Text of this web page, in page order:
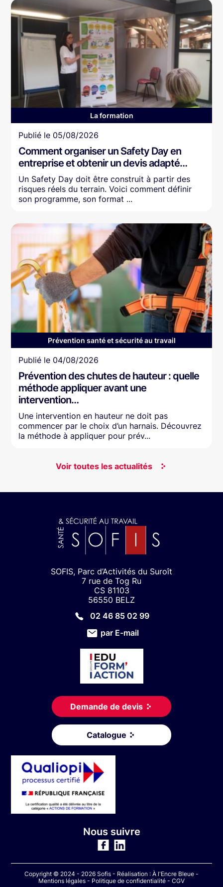
La formation
Article
Publié le 05/08/2026
Comment organiser un Safety Day en
entreprise et obtenir un devis adapté…
Un Safety Day doit être construit à partir des
risques réels du terrain. Voici comment définir
son programme, son format ...
Prévention santé et sécurité au travail
Article
Publié le 04/08/2026
Prévention des chutes de hauteur : quelle
méthode appliquer avant une
intervention…
Une intervention en hauteur ne doit pas
commencer par le choix d’un harnais. Découvrez
la méthode à appliquer pour prév...
Voir toutes les actualités
SOFIS, Parc d’Activités du Suroît
7 rue de Tog Ru
CS 81103
56550 BELZ
02 46 85 02 99
par E-mail
Demande de devis
Catalogue
Nous suivre
Copyright © 2024 - 2026 Sofis - Réalisation : À l'Encre Bleue -
Mentions légales - Politique de confidentialité - CGV